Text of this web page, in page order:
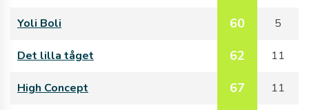
Yoli Boli 60 5
Det lilla tåget 62 11
High Concept 67 11